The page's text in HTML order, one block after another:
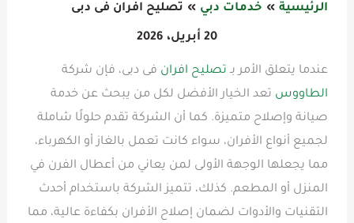
الرئيسية خدمات دبي تصليح افران فى دبى
20 أبريل، 2026
عندما يتعلق الأمر بـ تصليح افران فى دبى، فإن شركة
الطاووس تعد الخيار الأفضل لكل من يبحث عن خدمة
صيانة وإصلاح متميزة. كما أن الشركة تقدم حلولًا شاملة
لجميع أنواع الأفران، سواء كانت تعمل بالغاز أو الكهرباء،
مما يجعلها الوجهة الأولى لمن يعاني من أعطال الفرن في
المنزل أو المطعم. كذلك، تتميز الشركة باستخدام أحدث
التقنيات والأدوات لضمان إصلاح الأفران بكفاءة عالية، مما